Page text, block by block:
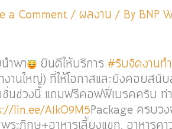
a Comment /ผลงาน / By BNP
ำพา ยินดีให้บริการ#รับจัดงานท
งานใหญ่) ที่ให้โอกาสและยังคอย
ชั่นช่วงนี้ แถมฟรีคอฟฟี่เบรคครับ ท่
lin.ee/A1kO9M5Package ครบว